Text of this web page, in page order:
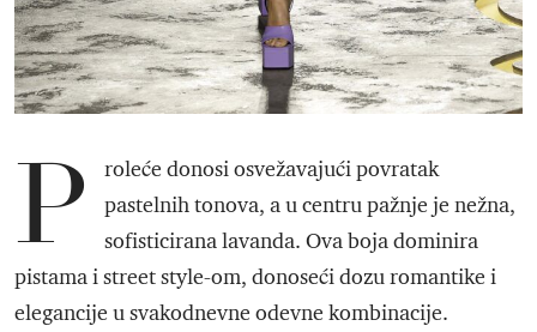
P
roleće donosi osvežavajući povratak
pastelnih tonova, a u centru pažnje je nežna,
sofisticirana lavanda. Ova boja dominira
pistama i street style-om, donoseći dozu romantike i
elegancije u svakodnevne odevne kombinacije.